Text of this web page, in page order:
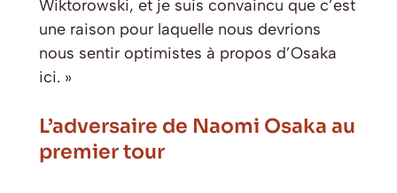
Wiktorowski, et je suis convaincu que c’est
une raison pour laquelle nous devrions
nous sentir optimistes à propos d’Osaka
ici. »
L’adversaire de Naomi Osaka au
premier tour